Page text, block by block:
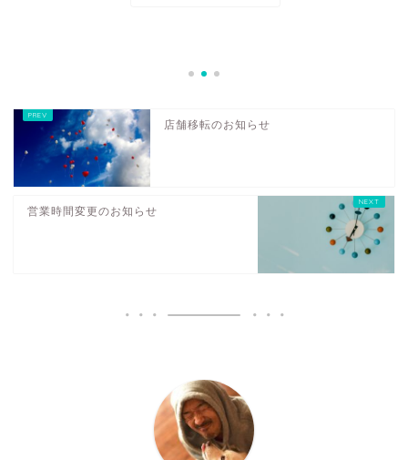
店舗移転のお知らせ
営業時間変更のお知らせ